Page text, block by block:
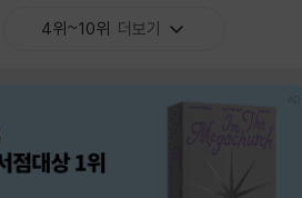
4위~10위 더보기